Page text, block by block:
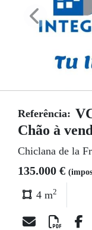
Referência:
Chão à
Chiclana de la
135.000 €
4 m2